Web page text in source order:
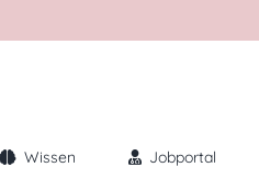
Wissen Jobportal